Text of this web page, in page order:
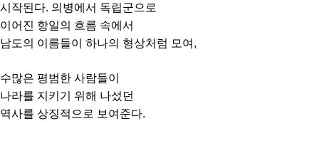
시작된다. 의병에서 독립군으로
이어진 항일의 흐름 속에서
남도의 이름들이 하나의 형상처럼 모여,
수많은 평범한 사람들이
나라를 지키기 위해 나섰던
역사를 상징적으로 보여준다.